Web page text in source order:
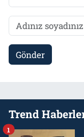
Gönder
Trend
1